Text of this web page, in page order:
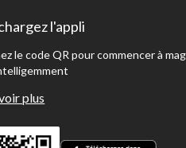
l'appli
le code QR pour commencer à
plus